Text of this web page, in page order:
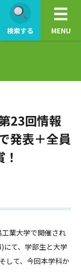
検索する MENU
23回情報
発表＋全員
業大学で開催され
て、学部生と大学
して、今回本学科か